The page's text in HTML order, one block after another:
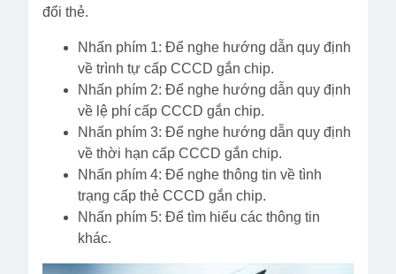
đổi thẻ.
Nhấn phím 1: Để nghe hướng dẫn quy định
về trình tự cấp CCCD gắn chip.
Nhấn phím 2: ​Để nghe hướng dẫn quy định
về lệ phí cấp CCCD gắn chip.
Nhấn phím 3: Để nghe hướng dẫn quy định
về thời hạn cấp CCCD gắn chip.
Nhấn phím 4: Để nghe thông tin về tình
trạng cấp thẻ CCCD gắn chip.
Nhấn phím 5: Để tìm hiểu các thông tin
khác.